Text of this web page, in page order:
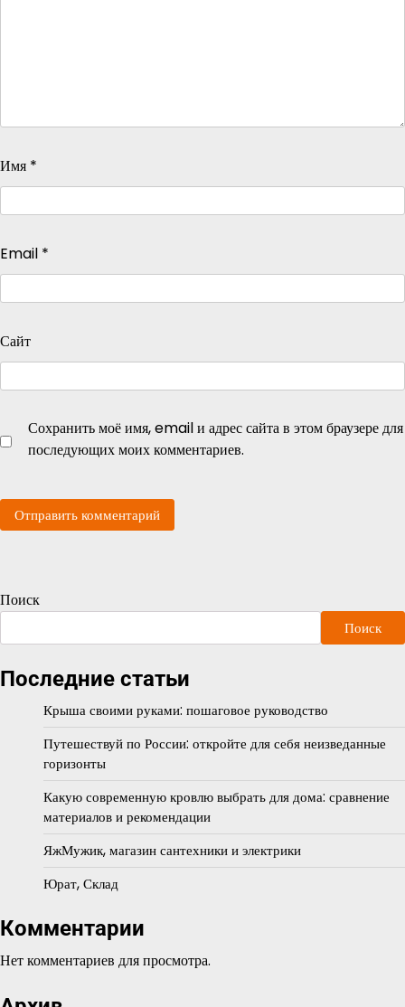
Имя *
Email *
Сайт
Сохранить моё имя, email и адрес сайта в этом браузере для
последующих моих комментариев.
Поиск
Поиск
Последние статьи
Крыша своими руками: пошаговое руководство
Путешествуй по России: откройте для себя неизведанные
горизонты
Какую современную кровлю выбрать для дома: сравнение
материалов и рекомендации
ЯжМужик, магазин сантехники и электрики
Юрат, Склад
Комментарии
Нет комментариев для просмотра.